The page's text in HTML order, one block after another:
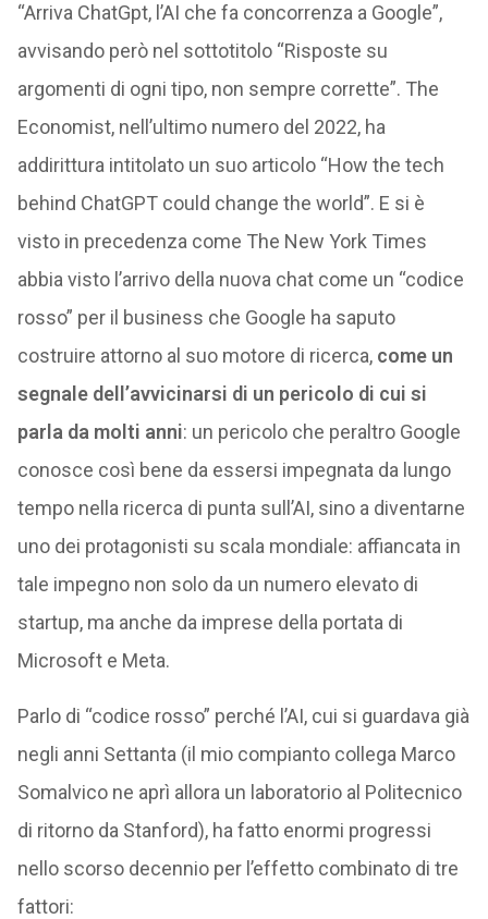
“Arriva ChatGpt, l’AI che fa concorrenza a Google”,
avvisando però nel sottotitolo “Risposte su
argomenti di ogni tipo, non sempre corrette”. The
Economist, nell’ultimo numero del 2022, ha
addirittura intitolato un suo articolo “How the tech
behind ChatGPT could change the world”. E si è
visto in precedenza come The New York Times
abbia visto l’arrivo della nuova chat come un “codice
rosso” per il business che Google ha saputo
costruire attorno al suo motore di ricerca, come un
segnale dell’avvicinarsi di un pericolo di cui si
parla da molti anni: un pericolo che peraltro Google
conosce così bene da essersi impegnata da lungo
tempo nella ricerca di punta sull’AI, sino a diventarne
uno dei protagonisti su scala mondiale: affiancata in
tale impegno non solo da un numero elevato di
startup, ma anche da imprese della portata di
Microsoft e Meta.
Parlo di “codice rosso” perché l’AI, cui si guardava già
negli anni Settanta (il mio compianto collega Marco
Somalvico ne aprì allora un laboratorio al Politecnico
di ritorno da Stanford), ha fatto enormi progressi
nello scorso decennio per l’effetto combinato di tre
fattori: